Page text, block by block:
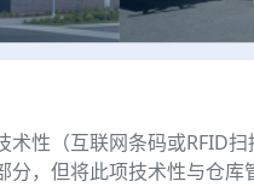
性（互联网条码或RFID
，但将此项技术性与仓库